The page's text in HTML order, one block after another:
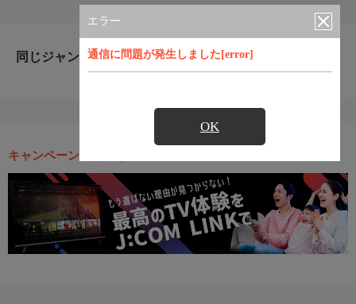
エラー
通信に問題が発生しました[error]
OK
同じジャンルのおすすめ番組
キャンペーン・お得な情報